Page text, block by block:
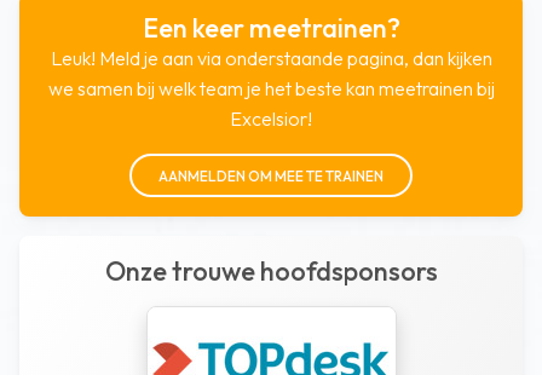
Een keer meetrainen?
Leuk! Meld je aan via onderstaande pagina, dan kijken
we samen bij welk team je het beste kan meetrainen bij
Excelsior!
AANMELDEN OM MEE TE TRAINEN
Onze trouwe hoofdsponsors